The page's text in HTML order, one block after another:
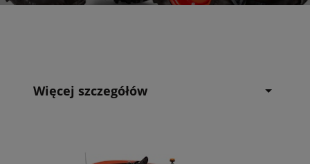
Więcej szczegółów